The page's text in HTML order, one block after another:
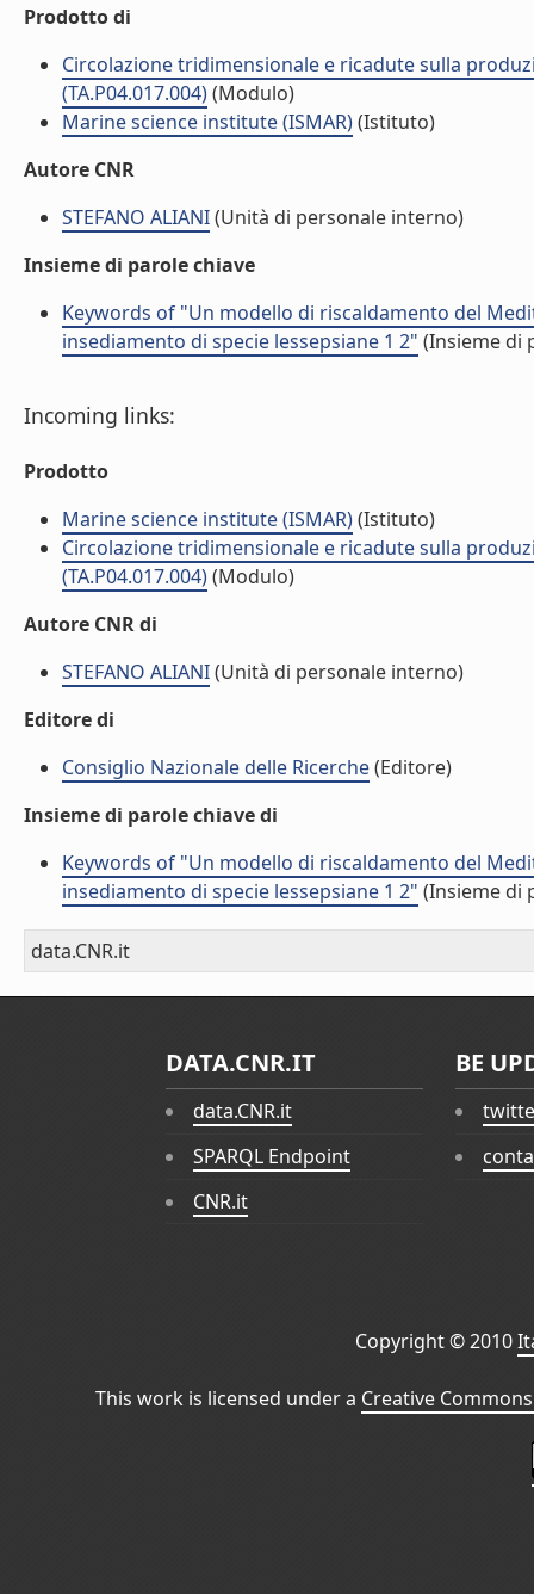
Prodotto di
Circolazione tridimensionale e ricadute sulla
(TA.P04.017.004)(Modulo)
Marine science institute (ISMAR)(Istituto)
Autore CNR
STEFANO ALIANI(Unità di personale interno)
Insieme di parole chiave
Keywords of "Un modello di riscaldamento del
insediamento di specie lessepsiane 1 2" (Insieme di
Incoming links:
Prodotto
Marine science institute (ISMAR)(Istituto)
Circolazione tridimensionale e ricadute sulla
(TA.P04.017.004)(Modulo)
Autore CNR di
STEFANO ALIANI(Unità di personale interno)
Editore di
Consiglio Nazionale delle Ricerche(Editore)
Insieme di parole chiave di
Keywords of "Un modello di riscaldamento del
insediamento di specie lessepsiane 1 2" (Insieme di
data.CNR.it
DATA.CNR.IT
data.CNR.it
SPARQL Endpoint
CNR.it
BE
Copyright © 2010
This work is licensed under a Creative